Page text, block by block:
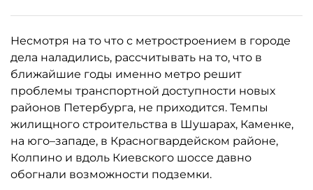
Несмотря на то что с метростроением в городе
дела наладились, рассчитывать на то, что в
ближайшие годы именно метро решит
проблемы транспортной доступности новых
районов Петербурга, не приходится. Темпы
жилищного строительства в Шушарах, Каменке,
на юго–западе, в Красногвардейском районе,
Колпино и вдоль Киевского шоссе давно
обогнали возможности подземки.